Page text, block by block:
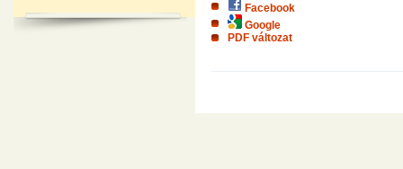
Facebook
Google
PDF változat